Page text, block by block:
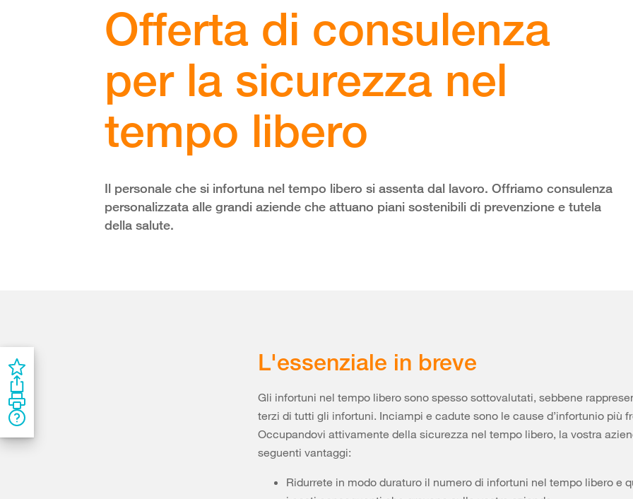
Offerta di consulenza
per la sicurezza nel
tempo libero
Il personale che si infortuna nel tempo libero si assenta dal lavoro. Offriamo consulenza
personalizzata alle grandi aziende che attuano piani sostenibili di prevenzione e tutela
della salute.
L'essenziale in breve
Gli infortuni nel tempo libero sono spesso sottovalutati, sebbene
terzi di tutti gli infortuni. Inciampi e cadute sono le cause d’infortunio più
Occupandovi attivamente della sicurezza nel tempo libero, la vostra
seguenti vantaggi:
Ridurrete in modo duraturo il numero di infortuni nel tempo libero e